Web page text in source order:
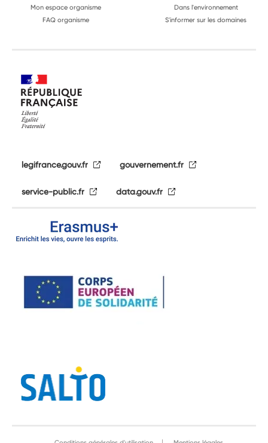
Mon espace organisme
FAQ organisme
Dans l'environnement
S'informer sur les domaines
legifrance.gouv.fr gouvernement.fr
service-public.fr data.gouv.fr